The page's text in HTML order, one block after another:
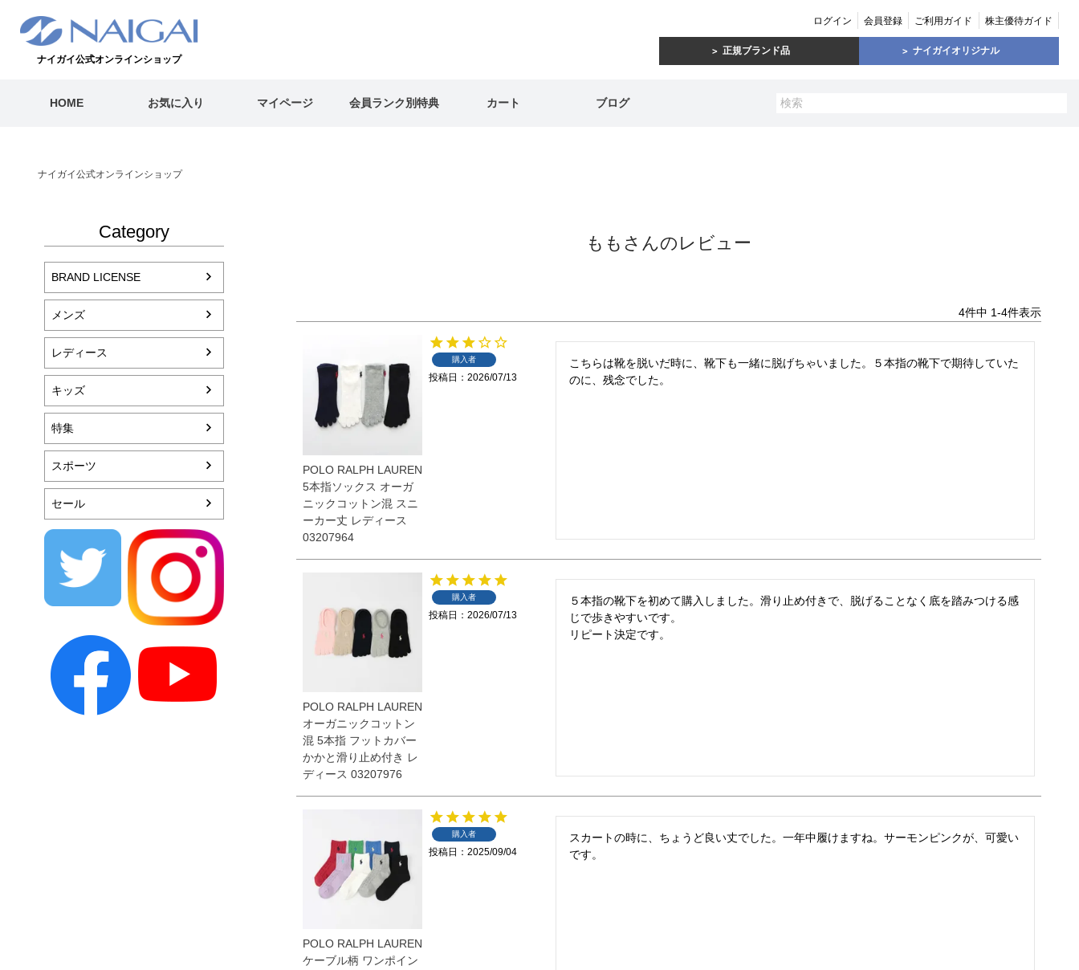
ナイガイ公式オンラインショップ
ログイン 会員登録 ご利用ガイド 株主優待ガイド
正規ブランド品 ナイガイオリジナル
HOME お気に入り マイページ 会員ランク別特典 カート ブログ
ナイガイ公式オンラインショップ
Category
BRAND LICENSE
メンズ
レディース
キッズ
特集
スポーツ
セール
ももさんのレビュー
4件中 1-4件表示
POLO RALPH LAUREN
5本指ソックス オーガ
ニックコットン混 スニ
ーカー丈 レディース
03207964
購入者
投稿日 2026/07/13
こちらは靴を脱いだ時に、靴下も一緒に脱げちゃいました。５本指の靴下で期待していた
のに、残念でした。
POLO RALPH LAUREN
オーガニックコットン
混 5本指 フットカバー
かかと滑り止め付き レ
ディース 03207976
購入者
投稿日 2026/07/13
５本指の靴下を初めて購入しました。滑り止め付きで、脱げることなく底を踏みつける感
じで歩きやすいです。
リピート決定です。
POLO RALPH LAUREN
ケーブル柄 ワンポイン
購入者
投稿日 2025/09/04
スカートの時に、ちょうど良い丈でした。一年中履けますね。サーモンピンクが、可愛い
です。